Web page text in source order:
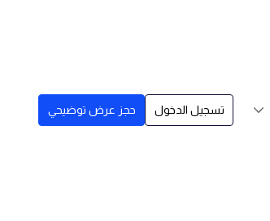
حجز عرض توضيحي
تسجيل الدخول